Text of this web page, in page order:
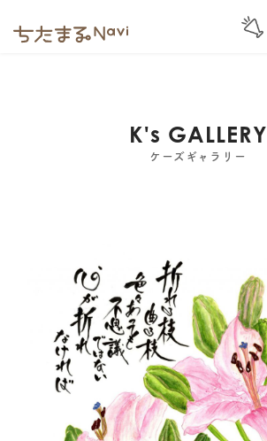
K's GALLERY
ケーズギャラリー